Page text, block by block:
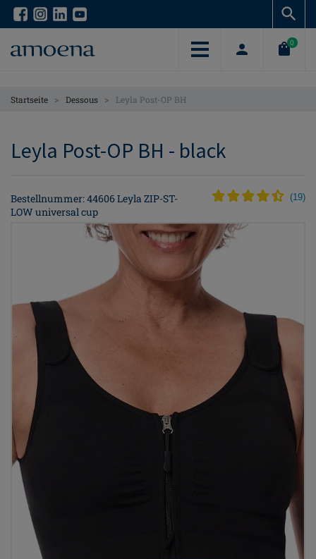
Skip
content
Skip
content
0
Startseite > Dessous > Leyla Post-OP BH
Leyla Post-OP BH - black
Bestellnummer: 44606 Leyla ZIP-ST-
LOW universal cup
(19)